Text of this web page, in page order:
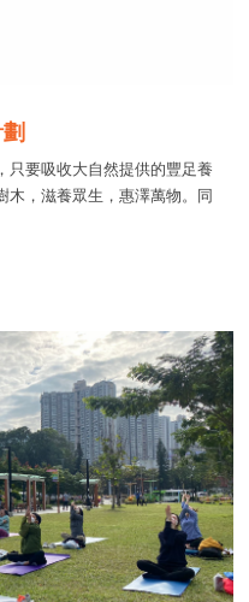
只要吸收大自然提供的豐足養
木，滋養眾生，惠澤萬物。同